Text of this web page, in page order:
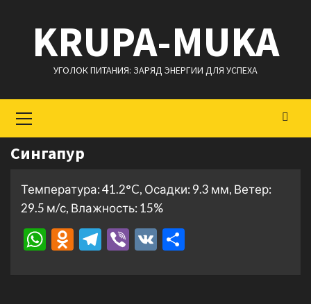
содержимому
KRUPA-MUKA
УГОЛОК ПИТАНИЯ: ЗАРЯД ЭНЕРГИИ ДЛЯ УСПЕХА
меню
Сингапур
Температура: 41.2°C, Осадки: 9.3 мм, Ветер:
29.5 м/с, Влажность: 15%
WhatsApp
Odnoklassniki
Telegram
Viber
VK